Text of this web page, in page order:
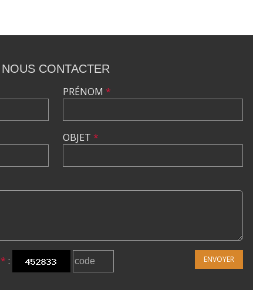
NOUS CONTACTER
PRÉNOM *
OBJET *
* : ENVOYER